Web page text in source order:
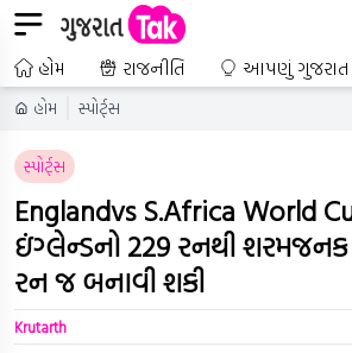
હોમ રાજનીતિ આપણું ગુજરાત
હોમ સ્પોર્ટ્સ
સ્પોર્ટ્સ
Englandvs S.Africa World
ઇંગ્લેન્ડનો 229 રનથી શરમજનક
રન જ બનાવી શકી
Krutarth